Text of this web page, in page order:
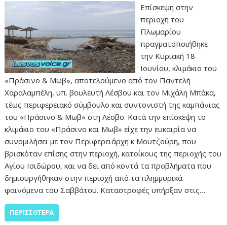
Επίσκεψη στην
περιοχή του
Πλωμαρίου
πραγματοποιήθηκε
την Κυριακή 18
Ιουνίου, κλιμάκιο του
«Πράσινο & Μωβ», αποτελούμενο από τον Παντελή
Χαραλαμπέλη, υπ. βουλευτή Λέσβου και τον Μιχάλη Μπάκα,
τέως περιφερειακό σύμβουλο και συντονιστή της καμπάνιας
του «Πράσινο & Μωβ» στη Λέσβο. Κατά την επίσκεψη το
κλιμάκιο του «Πράσινο και Μωβ» είχε την ευκαιρία να
συνομιλήσει με τον Περιφερειάρχη κ Μουτζούρη, που
βρισκόταν επίσης στην περιοχή, κατοίκους της περιοχής του
Αγίου Ισιδώρου, και να δει από κοντά τα προβλήματα που
δημιουργήθηκαν στην περιοχή από τα πλημμυρικά
φαινόμενα του Σαββάτου. Καταστροφές υπήρξαν στις…
ΠΕΡΙΣΣΌΤΕΡΑ